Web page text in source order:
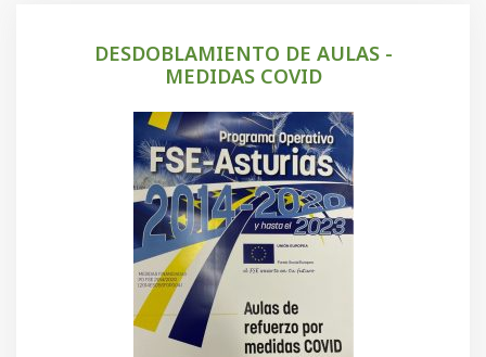
DESDOBLAMIENTO DE AULAS -
MEDIDAS COVID